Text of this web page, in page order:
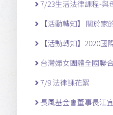
7/23生活法律課程-與
【活動轉知】 關於家
【活動轉知】2020國
台灣婦女團體全國聯
7/9 法律課花絮
長風基金會董事長江